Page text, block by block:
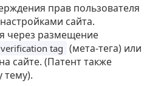
прав пользователя
сайта.
через размещение
verification tag (мета-тега) или
на сайте. (Патент также
тему).